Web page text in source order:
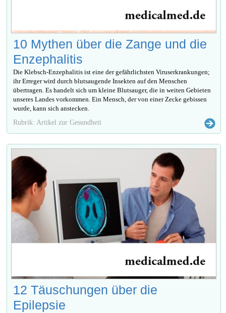
10 Mythen über die Zange und die
Enzephalitis
Die Klebsch-Enzephalitis ist eine der gefährlichsten Viruserkrankungen;
ihr Erreger wird durch blutsaugende Insekten auf den Menschen
übertragen. Es handelt sich um kleine Blutsauger, die in weiten Gebieten
unseres Landes vorkommen. Ein Mensch, der von einer Zecke gebissen
wurde, kann sich anstecken.
Rubrik: Artikel zur Gesundheit
12 Täuschungen über die
Epilepsie